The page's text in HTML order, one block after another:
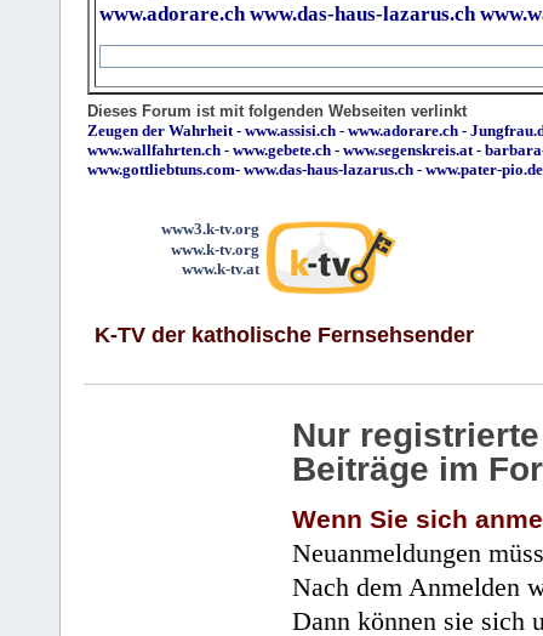
www.adorare.ch www.das-haus-lazarus.ch
Dieses Forum ist mit folgenden Webseiten verlinkt
Zeugen der Wahrheit- www.assisi.ch - www.adorare.ch -
www.wallfahrten.ch - www.gebete.ch - www.segenskreis.at-
www.gottliebtuns.com- www.das-haus-lazarus.ch - www.pater-pio.de
www3.k-tv.org
www.k-tv.org
www.k-tv.at
K-TV der katholische Fernsehsender
Nur
Beiträge im
Wenn Sie sich
Neuanmeldungen
Nach dem Anmelden
Dann können sie sich